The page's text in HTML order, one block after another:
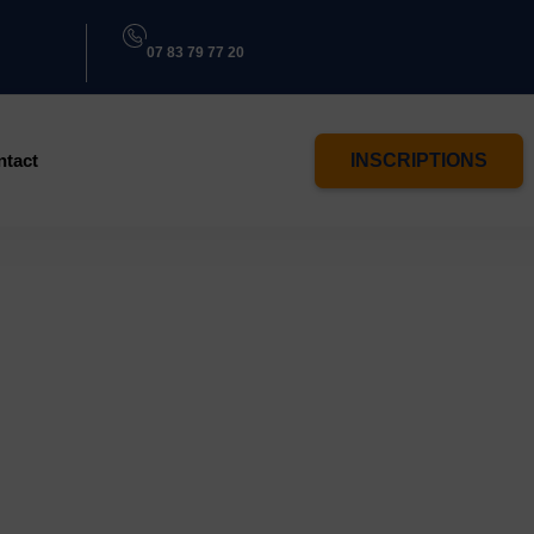
07 83 79 77 20
INSCRIPTIONS